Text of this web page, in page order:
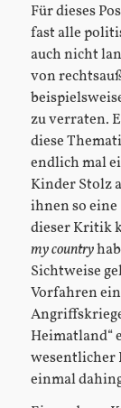
Für dieses
fast alle
auch nicht
von
zu verraten.
diese
endlich mal
Kinder Stolz
ihnen so eine
dieser Kritik
my country
Sichtweise
Vorfahren
Heimatland“
wesentlicher
einmal